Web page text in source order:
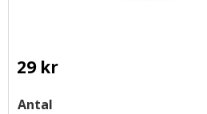
29kr
Antal